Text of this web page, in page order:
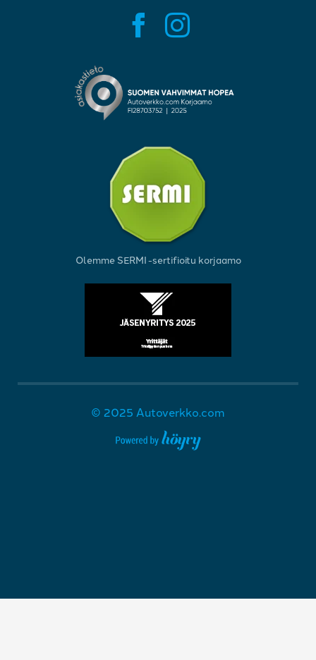
Olemme SERMI -sertifioitu korjaamo
© 2025 Autoverkko.com